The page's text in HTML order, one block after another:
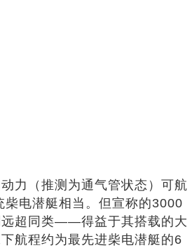
力（推测为通气管状态）可航
电潜艇相当。但宣称的3000
远超同类——得益于其搭载的大
航程约为最先进柴电潜艇的6